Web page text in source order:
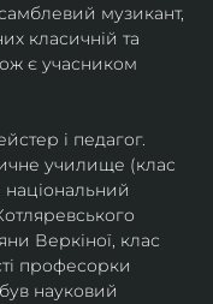
музикант,
класичній та
є учасником
і педагог.
училище (клас
національний
Веркіної, клас
професорки
науковий